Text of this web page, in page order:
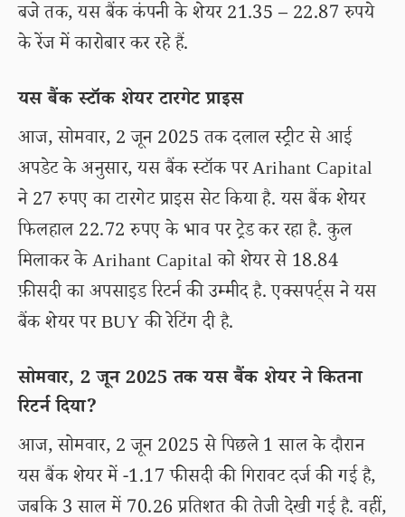
बजे तक, यस बैंक कंपनी के शेयर 21.35 – 22.87 रुपये
के रेंज में कारोबार कर रहे हैं.
यस बैंक स्टॉक शेयर टारगेट प्राइस
आज, सोमवार, 2 जून 2025 तक दलाल स्ट्रीट से आई
अपडेट के अनुसार, यस बैंक स्टॉक पर Arihant Capital
ने 27 रुपए का टारगेट प्राइस सेट किया है. यस बैंक शेयर
फिलहाल 22.72 रुपए के भाव पर ट्रेड कर रहा है. कुल
मिलाकर के Arihant Capital को शेयर से 18.84
फ़ीसदी का अपसाइड रिटर्न की उम्मीद है. एक्सपर्ट्स ने यस
बैंक शेयर पर BUY की रेटिंग दी है.
सोमवार, 2 जून 2025 तक यस बैंक शेयर ने कितना
रिटर्न दिया?
आज, सोमवार, 2 जून 2025 से पिछले 1 साल के दौरान
यस बैंक शेयर में -1.17 फीसदी की गिरावट दर्ज की गई है,
जबकि 3 साल में 70.26 प्रतिशत की तेजी देखी गई है. वहीं,